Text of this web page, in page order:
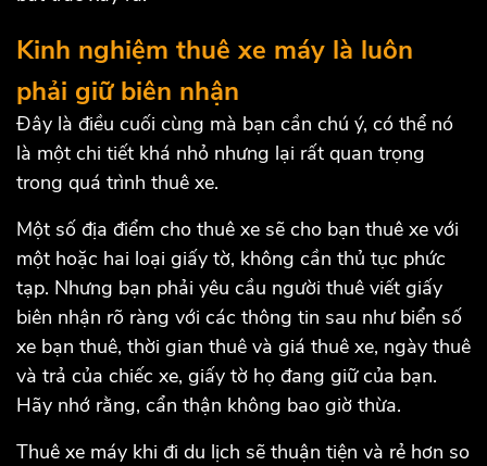
Kinh nghiệm thuê xe máy là luôn
phải giữ biên nhận
Đây là điều cuối cùng mà bạn cần chú ý, có thể nó
là một chi tiết khá nhỏ nhưng lại rất quan trọng
trong quá trình thuê xe.
Một số địa điểm cho thuê xe sẽ cho bạn thuê xe với
một hoặc hai loại giấy tờ, không cần thủ tục phức
tạp. Nhưng bạn phải yêu cầu người thuê viết giấy
biên nhận rõ ràng với các thông tin sau như biển số
xe bạn thuê, thời gian thuê và giá thuê xe, ngày thuê
và trả của chiếc xe, giấy tờ họ đang giữ của bạn.
Hãy nhớ rằng, cẩn thận không bao giờ thừa.
Thuê xe máy khi đi du lịch sẽ thuận tiện và rẻ hơn so